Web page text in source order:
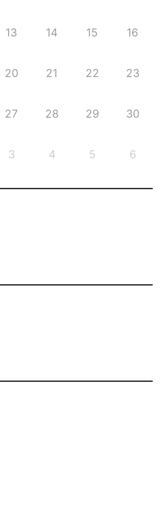
13 14 15 16
20 21 22 23
27 28 29 30
3 4 5 6